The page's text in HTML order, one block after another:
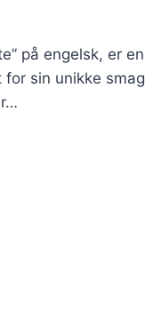
på engelsk, er en
sin unikke smag